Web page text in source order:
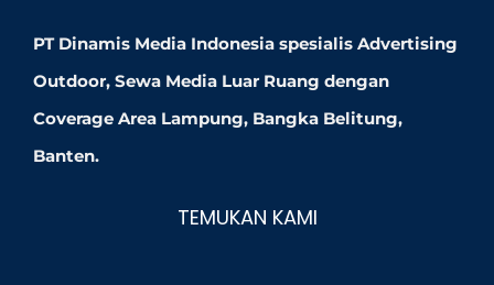
PT Dinamis Media Indonesia spesialis Advertising
Outdoor, Sewa Media Luar Ruang dengan
Coverage Area Lampung, Bangka Belitung,
Banten.
TEMUKAN KAMI